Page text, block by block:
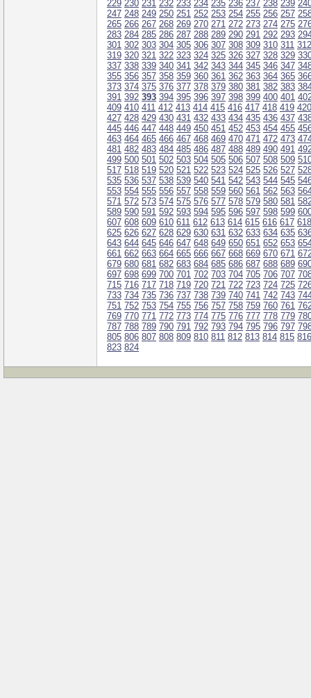
229 230 231 232 233 234 235 236 237 238 239
247 248 249 250 251 252 253 254 255 256 257
265 266 267 268 269 270 271 272 273 274 275
283 284 285 286 287 288 289 290 291 292 293
301 302 303 304 305 306 307 308 309 310 311 312
319 320 321 322 323 324 325 326 327 328 329
337 338 339 340 341 342 343 344 345 346 347
355 356 357 358 359 360 361 362 363 364 365
373 374 375 376 377 378 379 380 381 382 383
391 392 393 394 395 396 397 398 399 400 401
409 410 411 412 413 414 415 416 417 418 419 420
427 428 429 430 431 432 433 434 435 436 437
445 446 447 448 449 450 451 452 453 454 455
463 464 465 466 467 468 469 470 471 472 473
481 482 483 484 485 486 487 488 489 490 491
499 500 501 502 503 504 505 506 507 508 509
517 518 519 520 521 522 523 524 525 526 527
535 536 537 538 539 540 541 542 543 544 545
553 554 555 556 557 558 559 560 561 562 563
571 572 573 574 575 576 577 578 579 580 581
589 590 591 592 593 594 595 596 597 598 599
607 608 609 610 611 612 613 614 615 616 617 618
625 626 627 628 629 630 631 632 633 634 635
643 644 645 646 647 648 649 650 651 652 653
661 662 663 664 665 666 667 668 669 670 671
679 680 681 682 683 684 685 686 687 688 689
697 698 699 700 701 702 703 704 705 706 707
715 716 717 718 719 720 721 722 723 724 725
733 734 735 736 737 738 739 740 741 742 743
751 752 753 754 755 756 757 758 759 760 761
769 770 771 772 773 774 775 776 777 778 779
787 788 789 790 791 792 793 794 795 796 797
805 806 807 808 809 810 811 812 813 814 815 816
823 824